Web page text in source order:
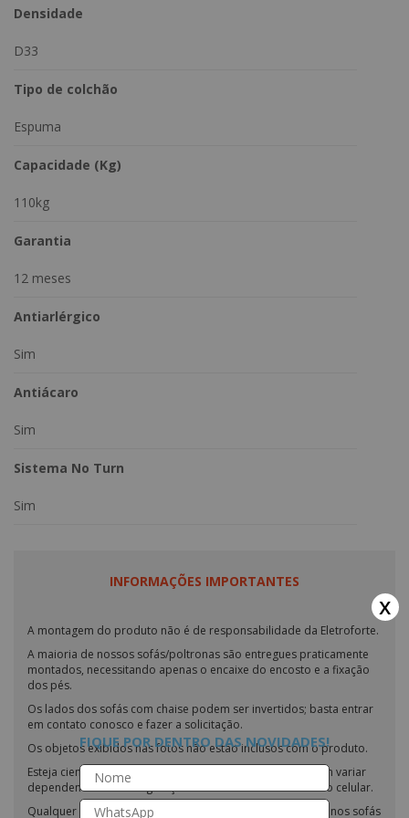
Densidade
D33
Tipo de colchão
Espuma
Capacidade (Kg)
110kg
Garantia
12 meses
Antiarlérgico
Sim
Antiácaro
Sim
Sistema No Turn
Sim
INFORMAÇÕES IMPORTANTES
A montagem do produto não é de responsabilidade da Eletroforte.
A maioria de nossos sofás/poltronas são entregues praticamente
montados, necessitando apenas o encaixe do encosto e a fixação
dos pés.
Os lados dos sofás com chaise podem ser invertidos; basta entrar
em contato conosco e fazer a solicitação.
Os objetos exibidos nas fotos não estão inclusos com o produto.
Esteja ciente de que as cores dos nossos produtos podem variar
dependendo das configurações do seu monitor ou tela do celular.
Qualquer tentativa de impermeabilização ou modificação nos sofás
x
FIQUE POR DENTRO DAS NOVIDADES!